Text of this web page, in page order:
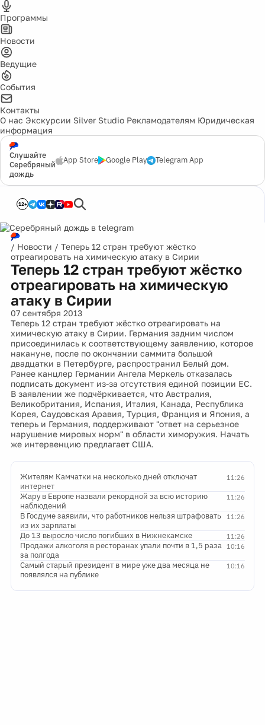
Программы
Новости
Ведущие
События
Контакты
О нас Экскурсии Silver Studio Рекламодателям Юридическая
информация
Слушайте
Серебряный
дождь
App Store Google Play Telegram App
12+
/ Новости / Теперь 12 стран требуют жёстко
отреагировать на химическую атаку в Сирии
Теперь 12 стран требуют жёстко
отреагировать на химическую
атаку в Сирии
07 сентября 2013
Теперь 12 стран требуют жёстко отреагировать на
химическую атаку в Сирии. Германия задним числом
присоединилась к соответствующему заявлению, которое
накануне, после по окончании саммита большой
двадцатки в Петербурге, распространил Белый дом.
Ранее канцлер Германии Ангела Меркель отказалась
подписать документ из-за отсутствия единой позиции ЕС.
В заявлении же подчёркивается, что Австралия,
Великобритания, Испания, Италия, Канада, Республика
Корея, Саудовская Аравия, Турция, Франция и Япония, а
теперь и Германия, поддерживают "ответ на серьезное
нарушение мировых норм" в области химоружия. Начать
же интервенцию предлагает США.
11:26
Жителям Камчатки на несколько дней отключат
интернет
11:26
Жару в Европе назвали рекордной за всю историю
наблюдений
11:26
В Госдуме заявили, что работников нельзя штрафовать
из их зарплаты
11:26
До 13 выросло число погибших в Нижнекамске
10:16
Продажи алкоголя в ресторанах упали почти в 1,5 раза
за полгода
10:16
Самый старый президент в мире уже два месяца не
появлялся на публике